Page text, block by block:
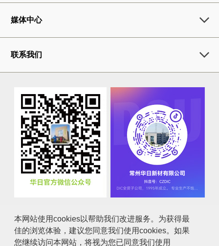
媒体中心
联系我们
咨询 使用条件 个人信息保护方针
本网站使用cookies以帮助我们改进服务。为获得最
佳的浏览体验，建议您同意我们使用cookies。如果
您继续访问本网站，将视为您已同意我们使用